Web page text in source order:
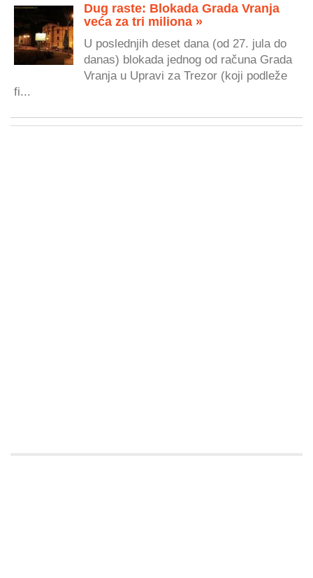
Dug raste: Blokada Grada Vranja
veća za tri miliona »
U poslednjih deset dana (od 27. jula do
danas) blokada jednog od računa Grada
Vranja u Upravi za Trezor (koji podleže
fi...